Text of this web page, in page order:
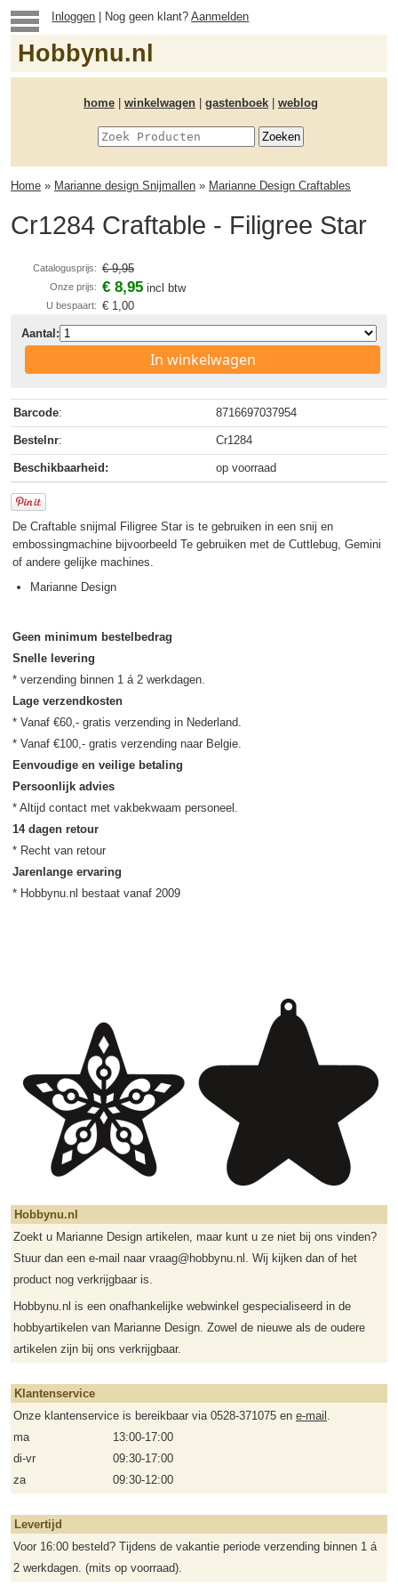
Inloggen | Nog geen klant?Aanmelden
Hobbynu.nl
home winkelwagen gastenboek weblog
Home » Marianne design Snijmallen » Marianne Design Craftables
Cr1284 Craftable - Filigree Star
Catalogusprijs: € 9,95
Onze prijs: € 8,95 incl btw
U bespaart: € 1,00
Aantal:
In winkelwagen
Barcode: 8716697037954
Bestelnr: Cr1284
Beschikbaarheid: op voorraad
De Craftable snijmal Filigree Star is te gebruiken in een snij en
embossingmachine bijvoorbeeld Te gebruiken met de Cuttlebug, Gemini
of andere gelijke machines.
Marianne Design
Geen minimum bestelbedrag
Snelle levering
Lage verzendkosten
* Vanaf €60,- gratis verzending in Nederland.
Eenvoudige en veilige betaling
Persoonlijk advies
14 dagen retour
Jarenlange ervaring
* Hobbynu.nl bestaat vanaf 2009
Hobbynu.nl
Zoekt u Marianne Design artikelen, maar kunt u ze niet bij ons vinden?
Stuur dan een e-mail naar vraag@hobbynu.nl. Wij kijken dan of het
product nog verkrijgbaar is.
Hobbynu.nl is een onafhankelijke webwinkel gespecialiseerd in de
hobbyartikelen van Marianne Design. Zowel de nieuwe als de oudere
artikelen zijn bij ons verkrijgbaar.
Klantenservice
Onze klantenservice is bereikbaar via 0528-371075 en e-mail .
ma
13:00-17:00
di-vr
09:30-17:00
za
09:30-12:00
Levertijd
Voor 16:00 besteld? Tijdens de vakantie periode verzending binnen 1 á
2 werkdagen. (mits op voorraad).